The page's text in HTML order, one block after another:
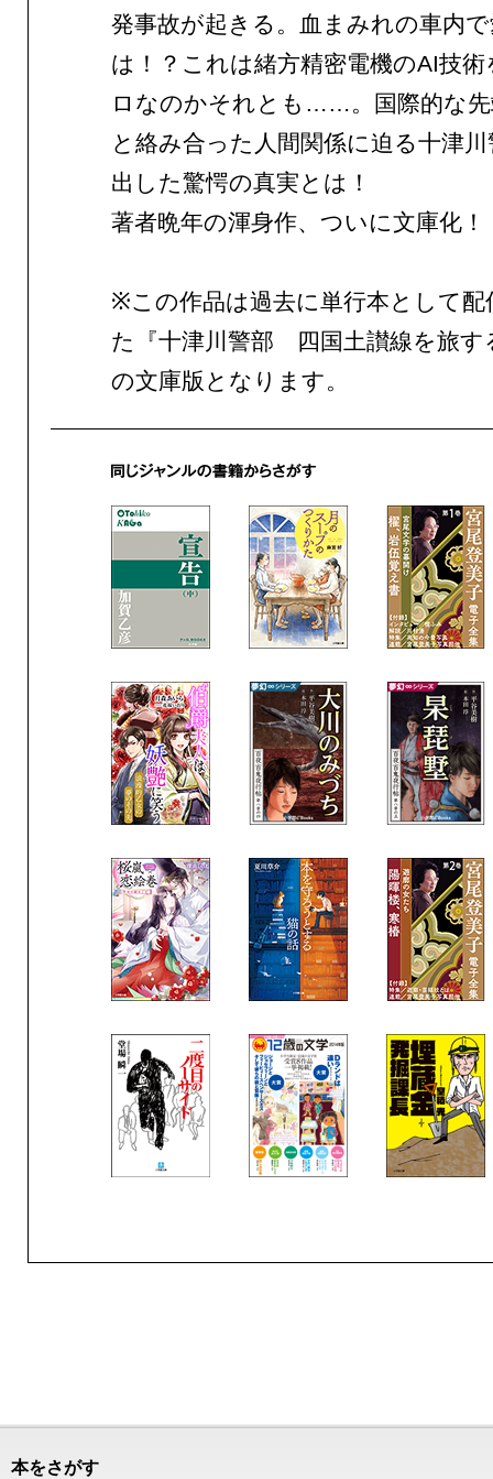
発事故が起きる。血まみれの車内
は！？これは緒方精密電機のAI技
ロなのかそれとも……。国際的な先
と絡み合った人間関係に迫る十津
出した驚愕の真実とは！
著者晩年の渾身作、ついに文庫化！
※この作品は過去に単行本として配
た『十津川警部 四国土讃線を旅す
の文庫版となります。
本をさがす